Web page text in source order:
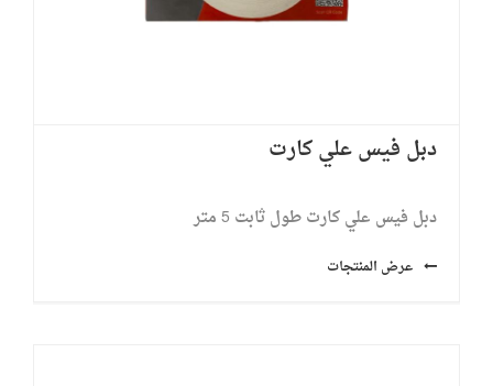
دبل فيس علي كارت
دبل فيس علي كارت طول ثابت 5 متر
عرض المنتجات